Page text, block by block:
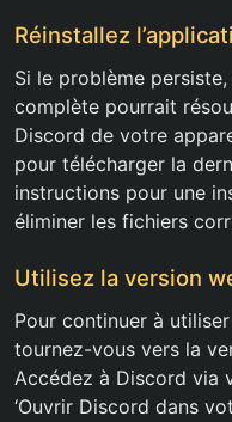
Réinstallez
Si le problème
complète pourrait
Discord de votre
pour télécharger la
instructions pour une
éliminer les fichiers
Utilisez la version
Pour continuer à
tournez-vous vers la
Accédez à Discord via
‘Ouvrir Discord dans